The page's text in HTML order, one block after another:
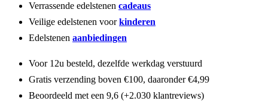
Verrassende edelstenen cadeaus
Veilige edelstenen voorkinderen
Edelstenen aanbiedingen
Voor 12u besteld, dezelfde werkdag verstuurd
Gratis verzending boven €100, daaronder €4,99
Beoordeeld met een 9,6 (+2.030 klantreviews)